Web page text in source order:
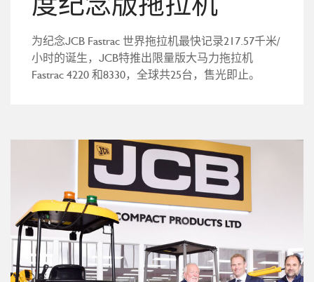
为纪念JCB Fastrac 世界拖拉机最快记录217.57千米/
小时的诞生，JCB特推出限量版大马力拖拉机
Fastrac 4220 和8330，全球共25台，售光即止。